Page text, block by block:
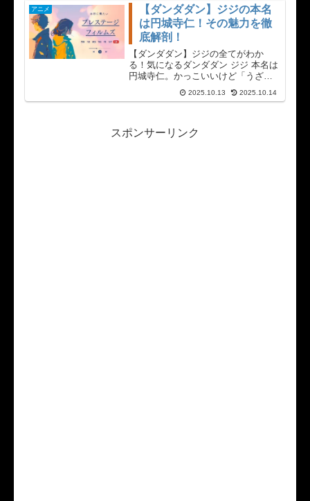
方も多いはず。サマーウォーズのお
ばあちゃんの死因については、作中
で明確に医学的な診...
アニメ
【ダンダダン】ジジの本名
は円城寺仁！その魅力を徹
底解剖！
【ダンダダン】ジジの全てがわか
る！気になるダンダダン ジジ 本名は
円城寺仁。かっこいいけど「うざ
い」と言われる理由、物語の核心で
ある邪視とのネタバレ関係、豪華声
彼の魅力の全てをこの記事で解き明
2025.10.13 2025.10.14
スポンサーリンク